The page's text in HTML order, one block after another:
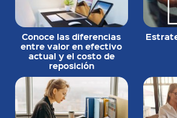
Conoce las diferencias
entre valor en efectivo
actual y el costo de
reposición